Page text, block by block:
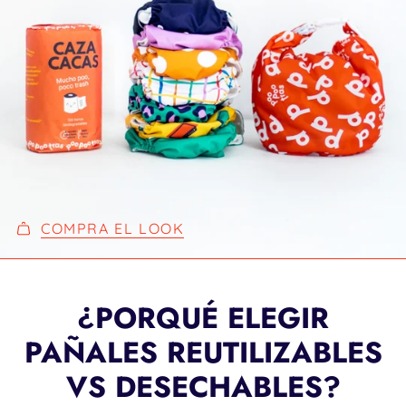
COMPRA EL LOOK
¿PORQUÉ ELEGIR
PAÑALES REUTILIZABLES
VS DESECHABLES?